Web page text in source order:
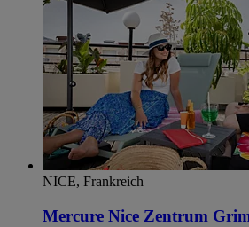
NICE, Frankreich
Mercure Nice Zentrum